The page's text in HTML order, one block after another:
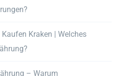
Kraken | Welches
– Warum